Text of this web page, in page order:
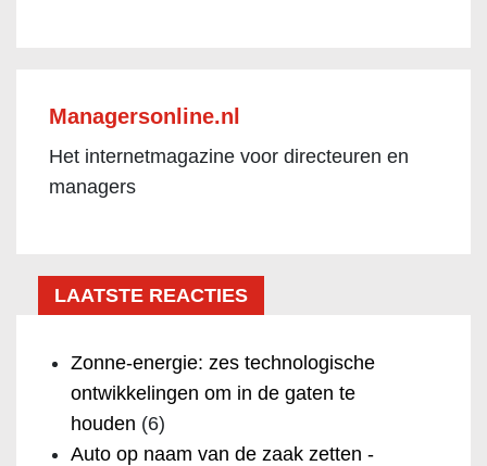
Managersonline.nl
Het internetmagazine voor directeuren en
managers
LAATSTE REACTIES
Zonne-energie: zes technologische
ontwikkelingen om in de gaten te
houden (6)
Auto op naam van de zaak zetten -